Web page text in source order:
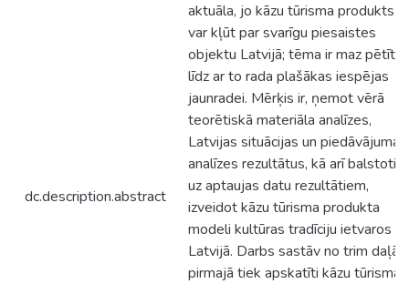
dc.description.abstract
aktuāla, jo kāzu tūrisma produkts
var kļūt par svarīgu piesaistes
objektu Latvijā; tēma ir maz pētīta,
līdz ar to rada plašākas iespējas
jaunradei. Mērķis ir, ņemot vērā
teorētiskā materiāla analīzes,
Latvijas situācijas un piedāvājuma
analīzes rezultātus, kā arī
uz aptaujas datu rezultātiem,
izveidot kāzu tūrisma produkta
modeli kultūras tradīciju ietvaros
Latvijā. Darbs sastāv no trim
pirmajā tiek apskatīti kāzu tūrisma